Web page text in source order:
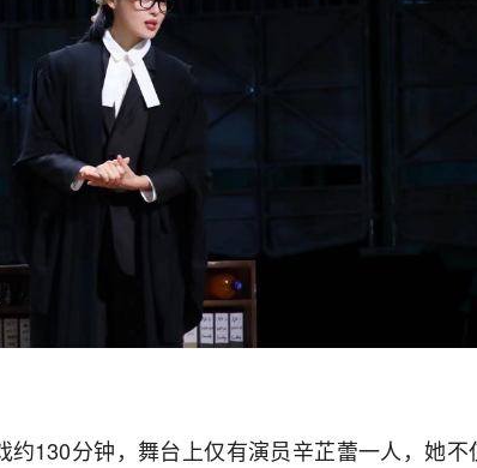
约130分钟，舞台上仅有演员辛芷蕾一人，她不